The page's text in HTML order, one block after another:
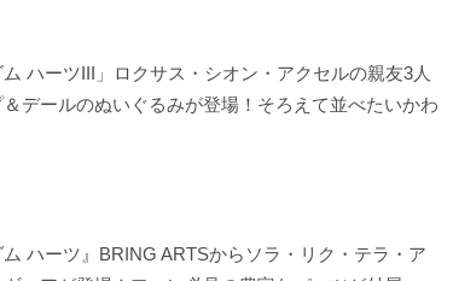
ハーツIII」ロクサス・シオン・アクセルの親友3人
デールのぬいぐるみが登場！そろえて並べたいかわ
ハーツ』BRING ARTSからソラ・リク・テラ・ア